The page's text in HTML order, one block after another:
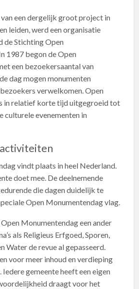
een dergelijk groot project in
leiden, werd een organisatie
de Stichting Open
1987 begon de Open
een bezoekersaantal van
dag mogen monumenten
verwelkomen. Open
in relatief korte tijd uitgegroeid tot
culturele evenementen in
vindt plaats in heel Nederland.
doet mee. De deelnemende
die dagen duidelijk te
Open Monumentendag vlag.
Monumentendag een ander
als Religieus Erfgoed, Sporen,
Water de revue al gepasseerd.
voor meer inhoud en verdieping
Iedere gemeente heeft een eigen
draagt voor het